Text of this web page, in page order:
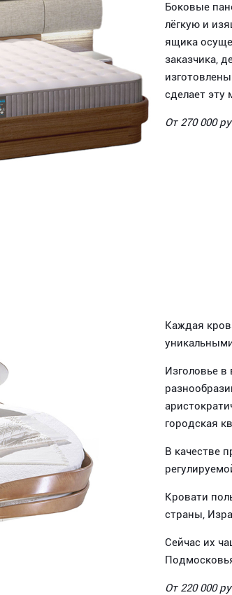
Боковые
лёгкую и
ящика
заказчика,
сделает
От 270 000
Каждая
Изголовье
городская
В качестве
Кровати
страны,
Сейчас их
От 220 000